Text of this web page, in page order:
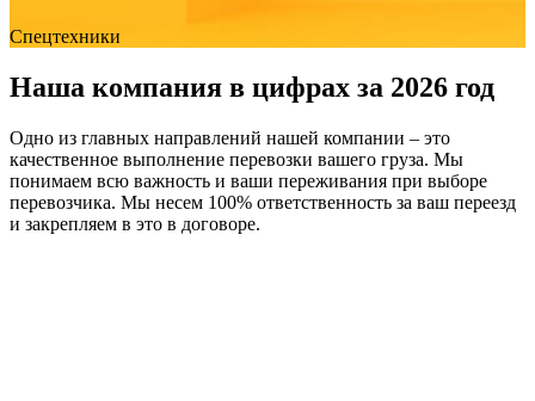
Спецтехники
Наша компания в цифрах за 2026 год
Одно из главных направлений нашей компании – это
качественное выполнение перевозки вашего груза. Мы
понимаем всю важность и ваши переживания при выборе
перевозчика. Мы несем 100% ответственность за ваш переезд
и закрепляем в это в договоре.